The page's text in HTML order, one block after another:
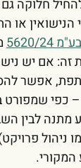
חלוקה גם
או
בע"מ 5620/24
אם יש
אפשר
כפי שמפורט
מתנה לבין
ניהול